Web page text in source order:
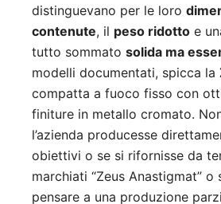
distinguevano per le loro
contenute, il peso ridotto e
tutto sommato solida ma
modelli documentati, spicca la
compatta a fuoco fisso con
finiture in metallo cromato.
l’azienda producesse
obiettivi o se si rifornisse da
marchiati “Zeus Anastigmat” o
pensare a una produzione